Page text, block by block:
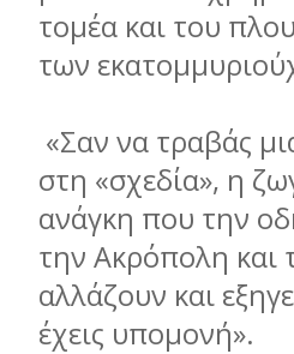
τομέα και του
των
«Σαν να τραβάς
στη «σχεδία», η
ανάγκη που την
την Ακρόπολη και
αλλάζουν και
έχεις υπομονή».